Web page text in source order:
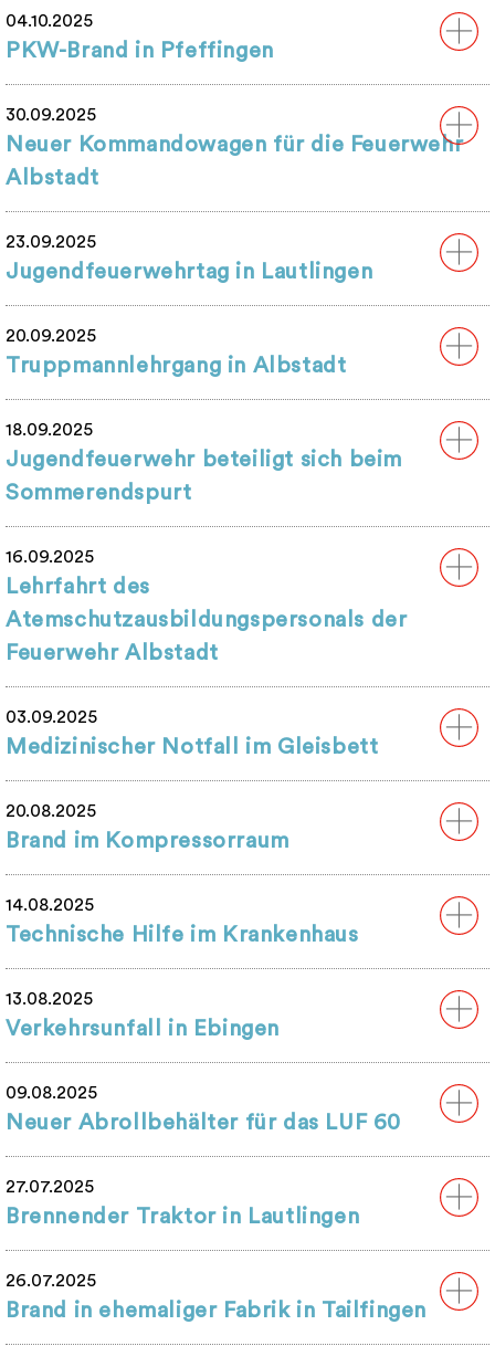
04.10.2025
PKW-Brand in Pfeffingen
30.09.2025
Neuer Kommandowagen für die Feuerwehr
Albstadt
23.09.2025
Jugendfeuerwehrtag in Lautlingen
20.09.2025
Truppmannlehrgang in Albstadt
18.09.2025
Jugendfeuerwehr beteiligt sich beim
Sommerendspurt
16.09.2025
Lehrfahrt des
Atemschutzausbildungspersonals der
Feuerwehr Albstadt
03.09.2025
Medizinischer Notfall im Gleisbett
20.08.2025
Brand im Kompressorraum
14.08.2025
Technische Hilfe im Krankenhaus
13.08.2025
Verkehrsunfall in Ebingen
09.08.2025
Neuer Abrollbehälter für das LUF 60
27.07.2025
Brennender Traktor in Lautlingen
26.07.2025
Brand in ehemaliger Fabrik in Tailfingen